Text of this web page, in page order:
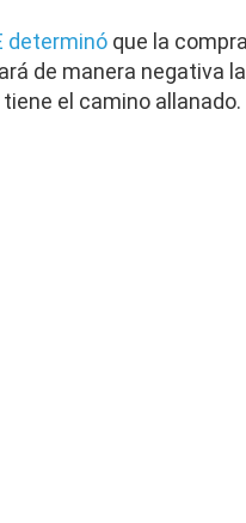
determinóque la
de manera negativa
el camino allanado.